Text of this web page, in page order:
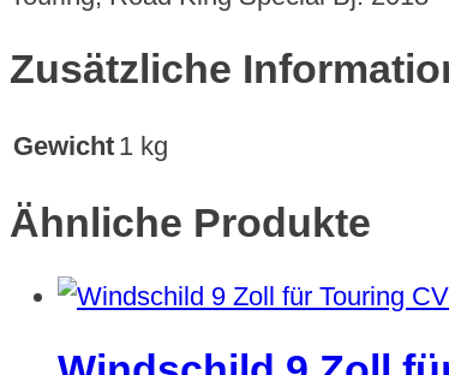
Zusätzliche
Gewicht 1 kg
Ähnliche Produkte